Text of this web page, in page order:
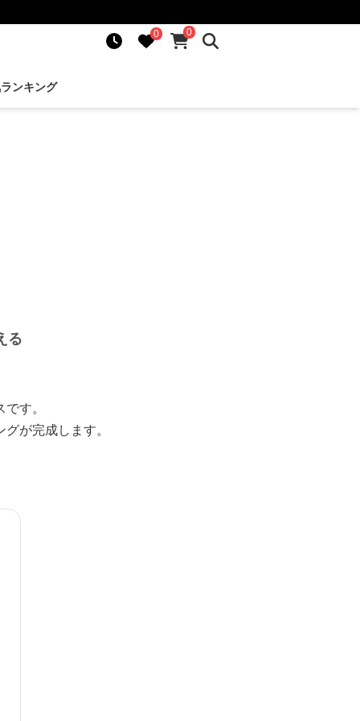
0 0
ンキング
る
す。
が完成します。